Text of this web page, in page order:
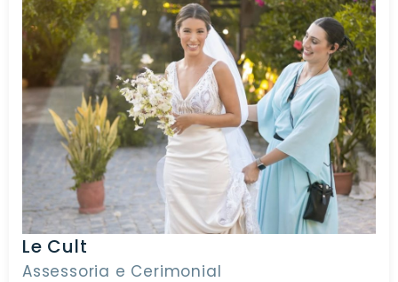
Le Cult
Assessoria e Cerimonial